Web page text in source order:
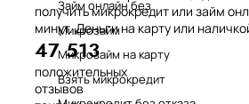
Займ онлайн без
Микрозайм
Микрозайм на карту
Взять микрокредит
получить микрокредит или займ
минут. Деньги на карту или
47 513
положительных
отзывов